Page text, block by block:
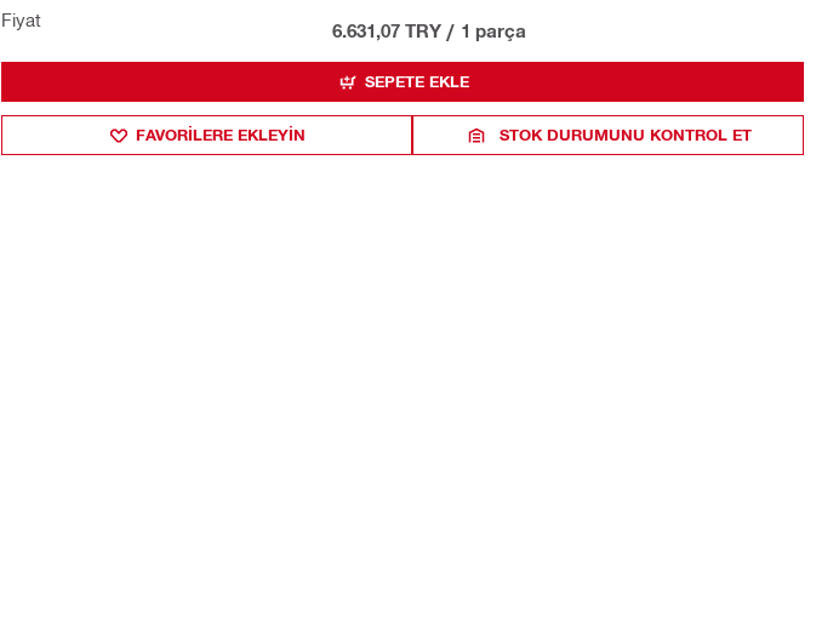
Fiyat 6.631,07 TRY / 1 parça
SEPETE EKLE
FAVORILERE EKLEYIN STOK DURUMUNU KONTROL ET